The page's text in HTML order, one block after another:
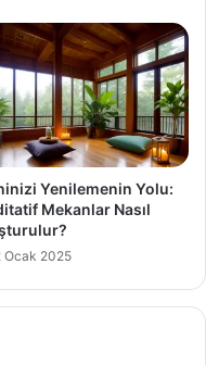
Yenilemenin Yolu:
Mekanlar Nasıl
Ocak 2025